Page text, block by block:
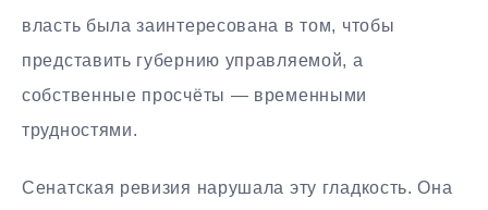
власть была заинтересована в том, чтобы
представить губернию управляемой, а
собственные просчёты — временными
трудностями.
Сенатская ревизия нарушала эту гладкость. Она